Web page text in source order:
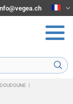
DOUDOUNE |